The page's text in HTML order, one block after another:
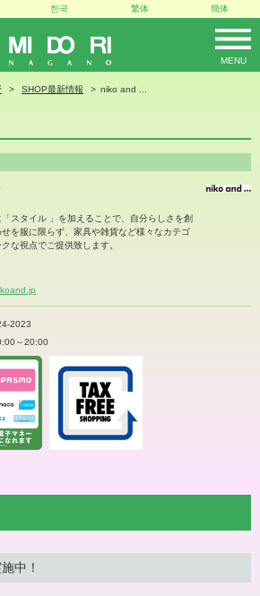
MIDORI
MENU
한국 繁体 簡体
SHOP最新情報 niko and ...
「スタイル 」を加えることで、自分らしさを創
を服に限らず、家具や雑貨など様々なカテゴ
な視点でご提供致します。
2023
～20:00
中！